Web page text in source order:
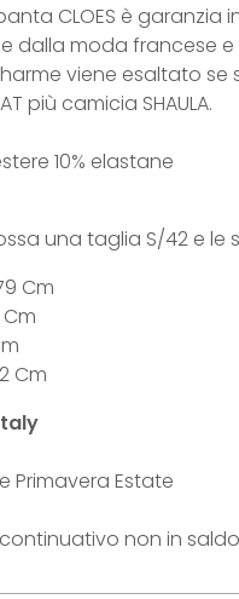
CLOES è garanzia
dalla moda francese
viene esaltato
più camicia SHAULA.
10% elastane
una taglia S/42 e le
Cm
Cm
Primavera Estate
non in saldo